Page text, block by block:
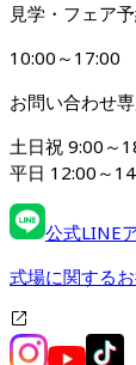
見学・フェア
10:00～17:00
お問い合わせ
土日祝 9:00～
平日 12:00～
公式LINE
式場に関する